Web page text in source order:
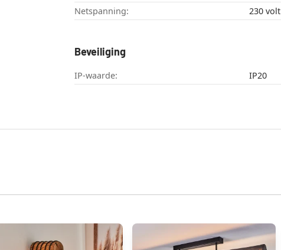
Netspanning:
230 volt
Beveiliging
IP-waarde: IP20